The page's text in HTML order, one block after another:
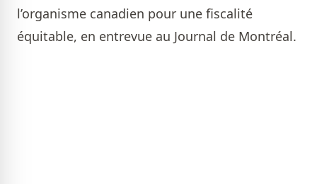
l’organisme canadien pour une fiscalité
équitable, en entrevue au Journal de Montréal.